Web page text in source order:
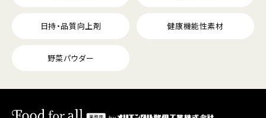
日持・品質向上剤 健康機能性素材
野菜パウダー